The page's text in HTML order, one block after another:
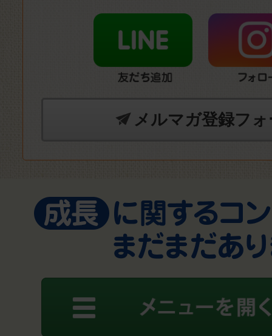
メルマガ登録フ